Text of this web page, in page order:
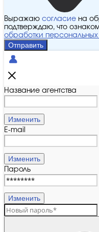
Выражаю согласие на
подтверждаю, что
обработки
Отправить
Название агентства
Изменить
E-mail
Изменить
Пароль
Изменить